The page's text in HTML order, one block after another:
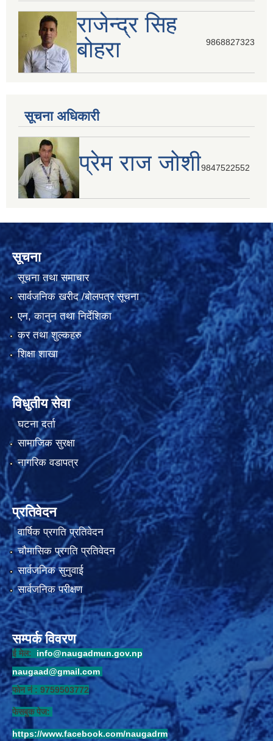
राजेन्द्र सिह
बोहरा
9868827323
सूचना अधिकारी
प्रेम राज जोशी9847522552
सूचना
सूचना तथा समाचार
सार्वजनिक खरीद /बोलपत्र सूचना
एन, कानुन तथा निर्देशिका
कर तथा शुल्कहरु
शिक्षा शाखा
विधुतीय सेवा
घटना दर्ता
सामाजिक सुरक्षा
नागरिक वडापत्र
प्रतिवेदन
वार्षिक प्रगति प्रतिवेदन
चौमासिक प्रगति प्रतिवेदन
सार्वजनिक सुनुवाई
सार्वजनिक परीक्षण
सम्पर्क विवरण
ई मेल: info@naugadmun.gov.np
naugaad@gmail.com
फोन नं : 9759503772
फेसबुक पेज:
https://www.facebook.com/naugadrm